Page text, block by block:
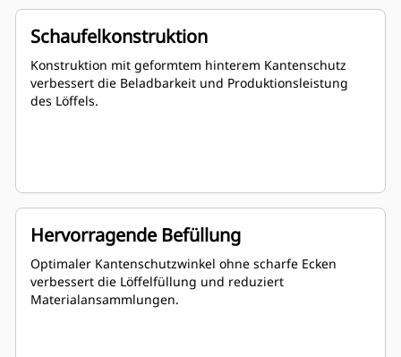
Schaufelkonstruktion
Konstruktion mit geformtem hinterem Kantenschutz
verbessert die Beladbarkeit und Produktionsleistung
des Löffels.
Hervorragende Befüllung
Optimaler Kantenschutzwinkel ohne scharfe Ecken
verbessert die Löffelfüllung und reduziert
Materialansammlungen.